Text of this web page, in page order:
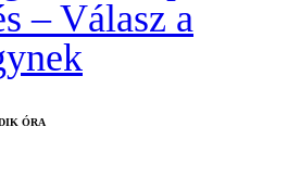
– Válasz a
ÓRA